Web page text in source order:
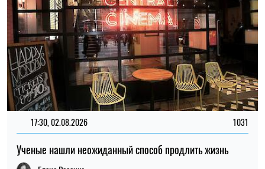
17:30, 02.08.2026 1031
Ученые нашли неожиданный способ продлить жизнь